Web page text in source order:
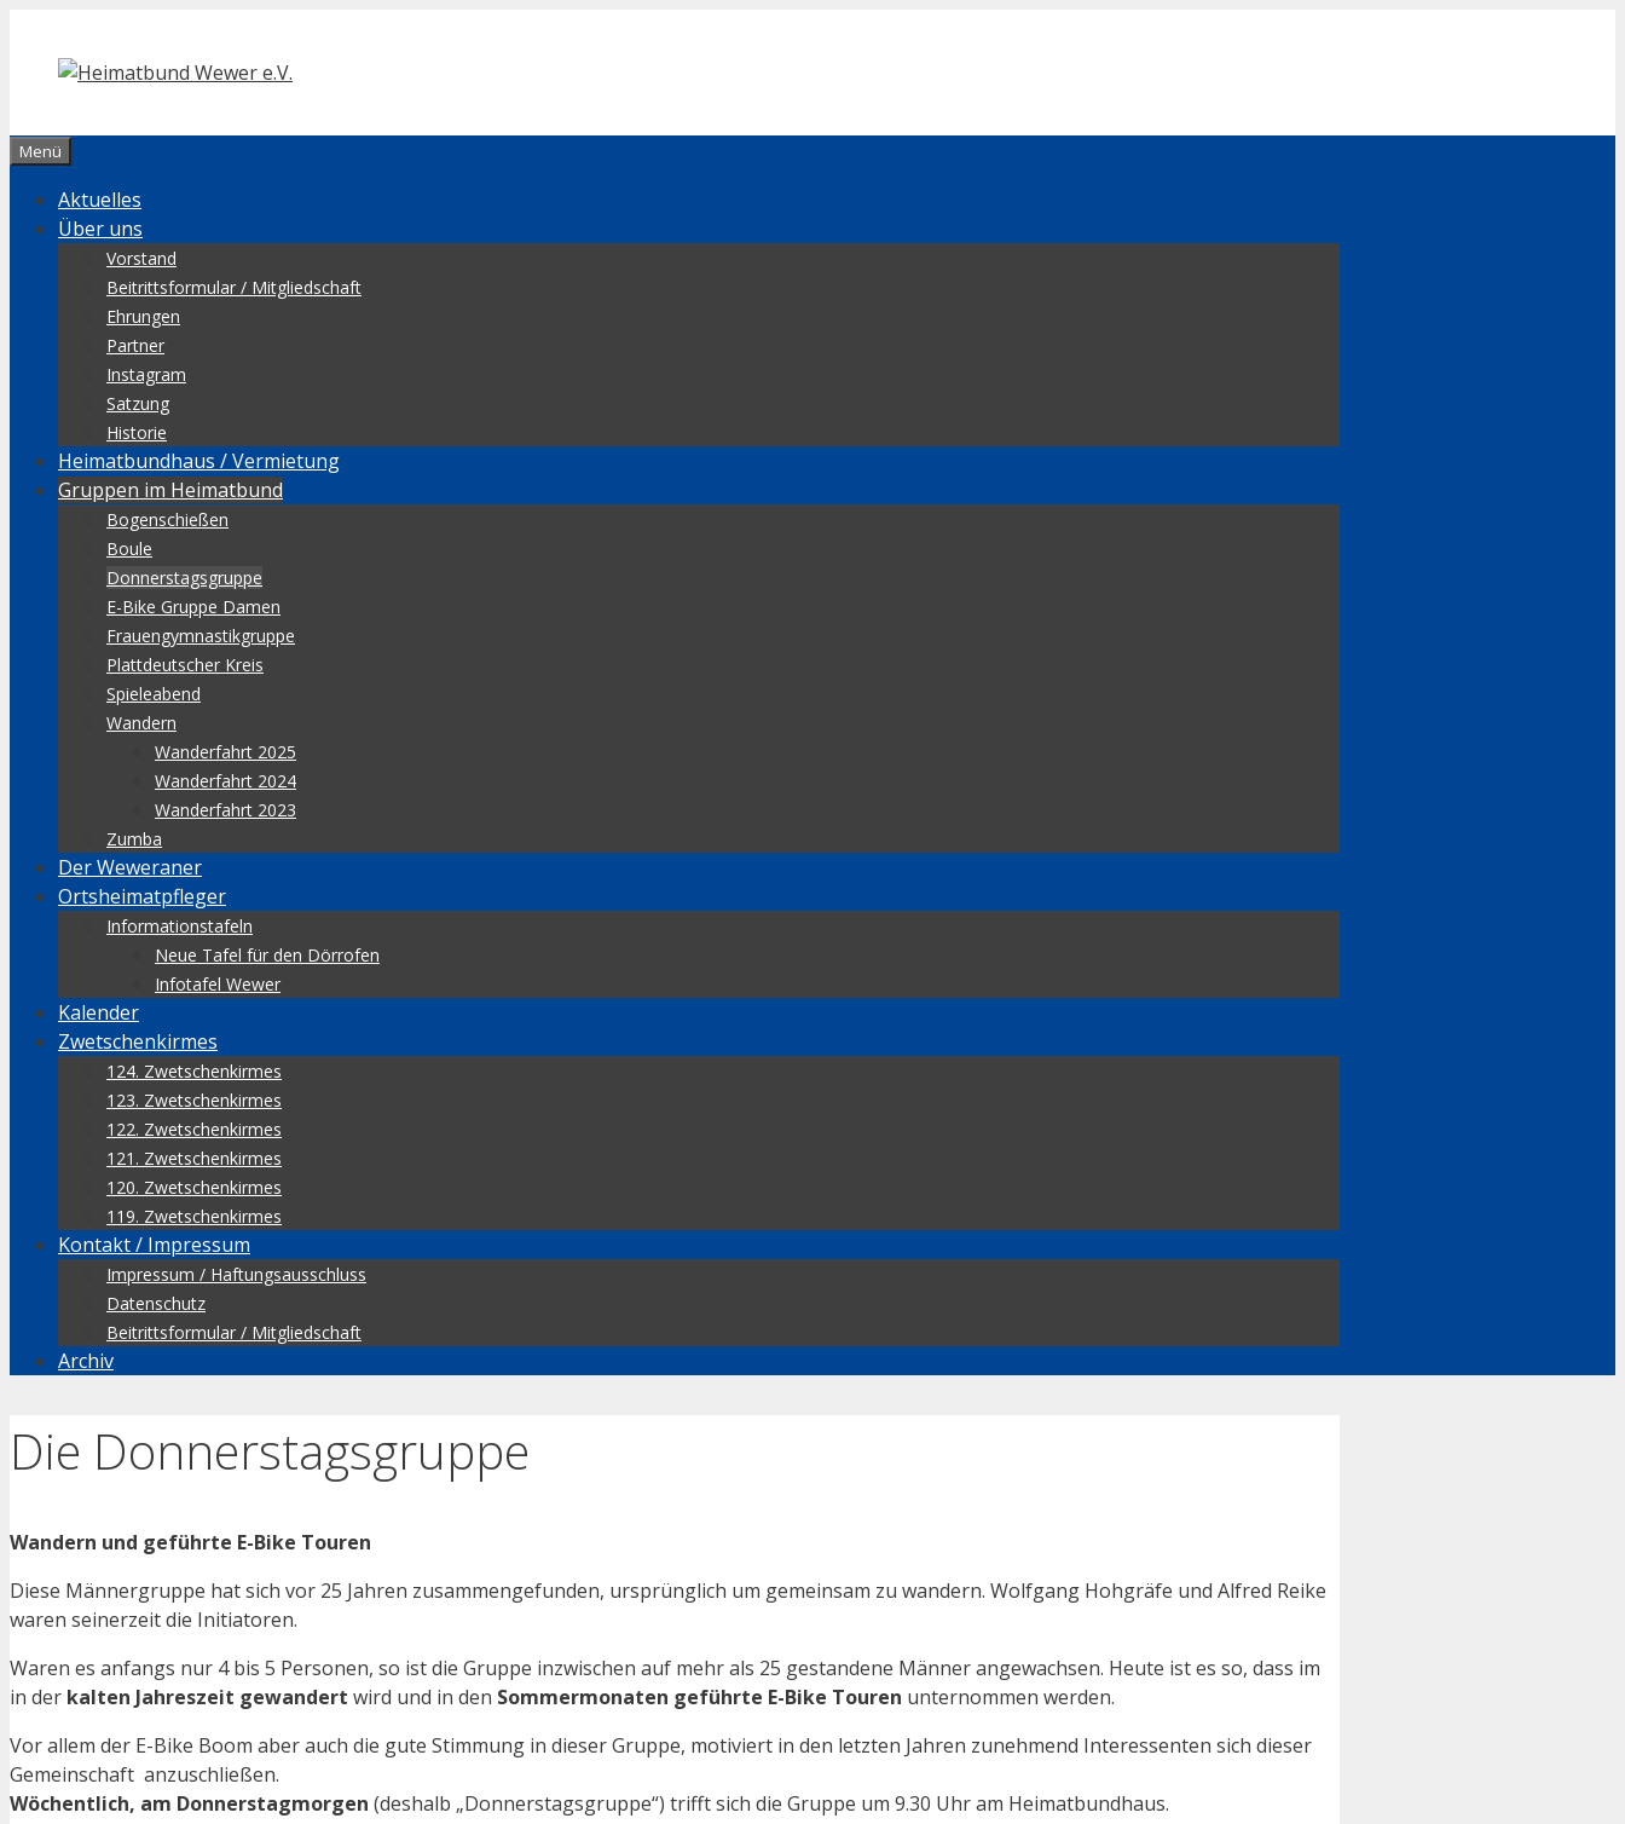
Inhalt
springen
Menü
Aktuelles
Über uns
Vorstand
Beitrittsformular / Mitgliedschaft
Ehrungen
Partner
Instagram
Satzung
Historie
Heimatbundhaus / Vermietung
Gruppen im Heimatbund
Bogenschießen
Boule
Donnerstagsgruppe
E-Bike Gruppe Damen
Frauengymnastikgruppe
Plattdeutscher Kreis
Spieleabend
Wandern
Wanderfahrt 2025
Wanderfahrt 2024
Wanderfahrt 2023
Zumba
Der Weweraner
Ortsheimatpfleger
Informationstafeln
Neue Tafel für den Dörrofen
Infotafel Wewer
Kalender
Zwetschenkirmes
124. Zwetschenkirmes
123. Zwetschenkirmes
122. Zwetschenkirmes
121. Zwetschenkirmes
120. Zwetschenkirmes
119. Zwetschenkirmes
Kontakt / Impressum
Impressum / Haftungsausschluss
Datenschutz
Beitrittsformular / Mitgliedschaft
Archiv
Die Donnerstagsgruppe
Wandern und geführte E-Bike Touren
Diese Männergruppe hat sich vor 25 Jahren zusammengefunden, ursprünglich um gemeinsam zu wandern. Wolfgang Hohgräfe und Alfred Reike
waren seinerzeit die Initiatoren.
Waren es anfangs nur 4 bis 5 Personen, so ist die Gruppe inzwischen auf mehr als 25 gestandene Männer angewachsen. Heute ist es so, dass im
in der kalten Jahreszeit gewandert wird und in den Sommermonaten geführte E-Bike Touren unternommen werden.
Vor allem der E-Bike Boom aber auch die gute Stimmung in dieser Gruppe, motiviert in den letzten Jahren zunehmend Interessenten sich dieser
Gemeinschaft anzuschließen.
Wöchentlich, am Donnerstagmorgen (deshalb „Donnerstagsgruppe“) trifft sich die Gruppe um 9.30 Uhr am Heimatbundhaus.